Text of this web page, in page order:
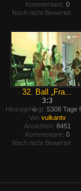
Kommentare: 0
Noch nicht Bewertet
32. Ball „Fra...
3:3
Hinzugef�gt: 5308 Tage
Von vulkantv
Ansichten: 8451
Kommentare: 0
Noch nicht Bewertet